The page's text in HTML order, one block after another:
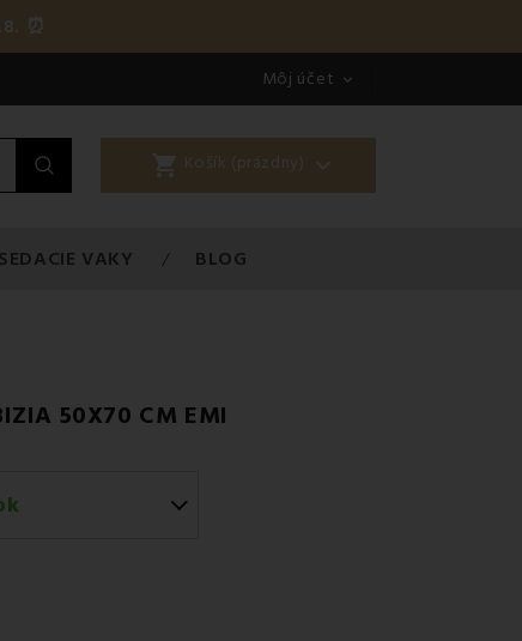
⏰
Môj účet 
shopping_cart Košík (prázdny) 
SEDACIE VAKY BLOG
50X70 CM EMI